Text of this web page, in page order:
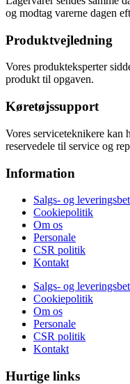
og modtag varerne dagen
Produktvejledning
Vores produkteksperter
produkt til opgaven.
Køretøjssupport
Vores serviceteknikere
reservedele til service og
Information
Salgs- og
Cookiepolitik
Om os
Personale
CSR politik
Kontakt
Salgs- og
Cookiepolitik
Om os
Personale
CSR politik
Kontakt
Hurtige links